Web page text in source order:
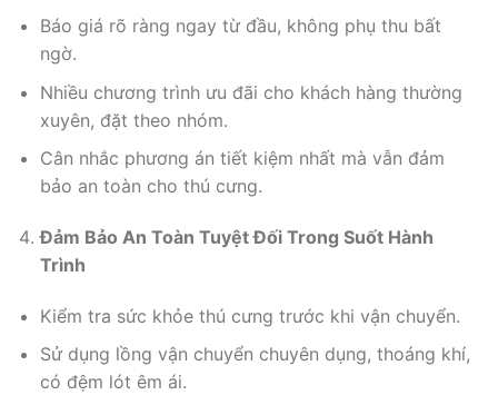
Báo giá rõ ràng ngay từ đầu, không phụ thu bất
ngờ.
Nhiều chương trình ưu đãi cho khách hàng thường
xuyên, đặt theo nhóm.
Cân nhắc phương án tiết kiệm nhất mà vẫn đảm
bảo an toàn cho thú cưng.
Đảm Bảo An Toàn Tuyệt Đối Trong Suốt Hành
Trình
Kiểm tra sức khỏe thú cưng trước khi vận chuyển.
Sử dụng lồng vận chuyển chuyên dụng, thoáng khí,
có đệm lót êm ái.